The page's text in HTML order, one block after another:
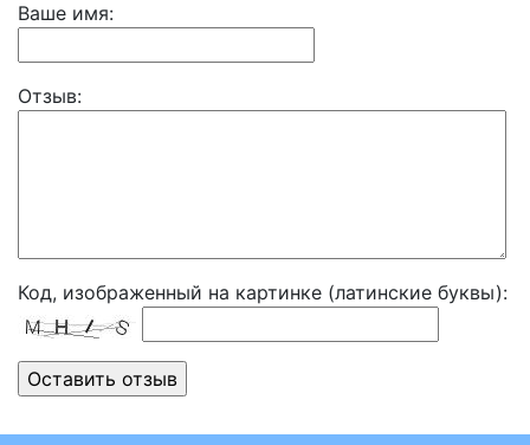
Ваше имя:
Отзыв:
Код, изображенный на картинке (латинские буквы):